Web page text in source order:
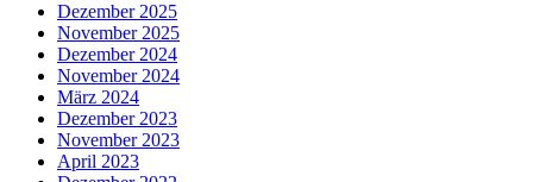
Dezember 2025
November 2025
Dezember 2024
November 2024
März 2024
Dezember 2023
November 2023
April 2023